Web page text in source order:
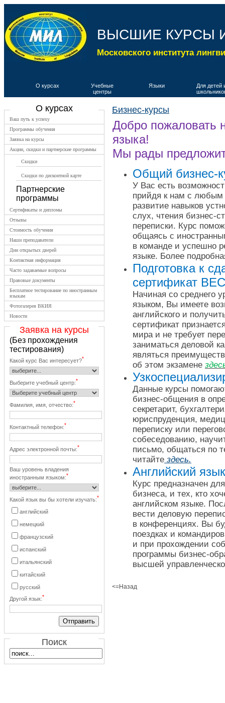
ВЫСШИЕ КУРСЫ
Московского института
О курсах
Учебные
центры
Языки
Для детей
О курсах
Ваш путь к успеху
Программы обучения
Заявка на курсы
Акции, скидки и партнерские программы
Скидки
Скидки по дисконтной карте
Партнерские
программы
Сертификаты и дипломы
Отзывы
Стоимость обучения
Наши преподаватели
Дни открытых дверей
Контактная информация
Часто задаваемые вопросы
Правовые документы
Бесплатное тестирование по иностранным
языкам
Фотогалерея ВКИЯ
Новости
Заявка на курсы
(Без прохождения
тестирования)
Какой курс Вас интересует?*
Выберите учебный центр:*
Фамилия, имя, отчество:*
Контактный телефон:*
Адрес электронной почты:*
Ваш уровень владения
иностранным языком:*
Какой язык вы бы хотели изучать:*
английский
немецкий
французский
испанский
итальянский
китайский
русский
Другой язык:*
Поиск
Бизнес-курсы
Добро пожаловать
языка!
Мы рады
Общий бизнес-
У Вас есть
прийдя к нам с любым
развитие навыков
слух, чтения бизнес-
переписки. Курс
общаясь с
в команде и успешно
языке. Более
Подготовка к
сертификат ВЕС
Начиная со среднего
языком, Вы имеете
английского и
сертификат
мира и не требует
заниматься деловой
являться
об этом экзамене
Данные курсы
бизнес-общения в
секретарит,
юриспруденция,
переписку или
собеседованию,
письмо, общаться по
читайте здесь.
Английский
Курс предназначен
бизнеса, и тех, кто
английском языке.
вести деловую
в конференциях. Вы
поездках и
и при прохождении
программы бизнес-
высшей
<=Назад